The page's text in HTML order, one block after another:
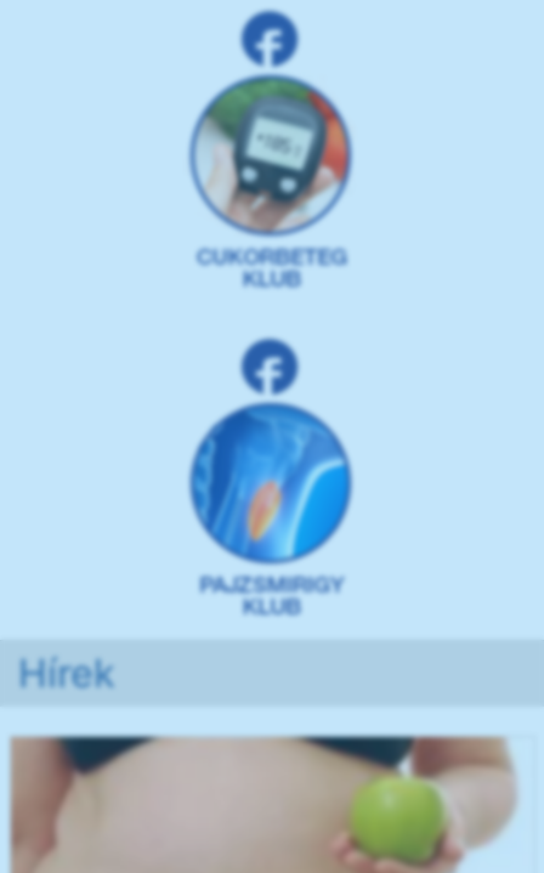
Hírek